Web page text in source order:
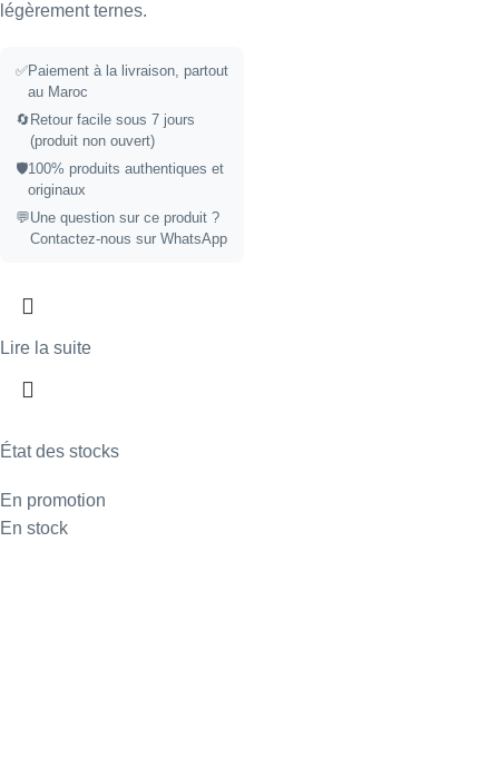
État des stocks
En promotion
En stock
légèrement ternes.
✅Paiement à la livraison, partout
au Maroc
🔄 Retour facile sous 7 jours
(produit non ouvert)
🛡️100% produits authentiques et
originaux
💬Une question sur ce produit ?
Contactez-nous sur WhatsApp
Lire la suite